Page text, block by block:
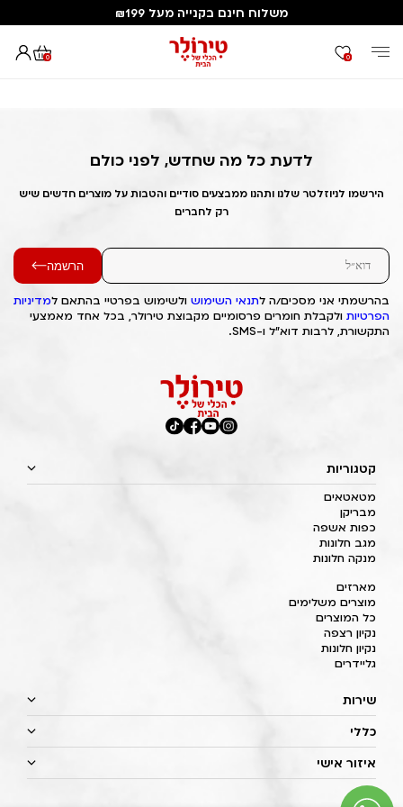
משלוח חינם בקנייה מעל ₪199
0 0
דף הבית Out of Stock Alert 2025/04/04 1743800683
לדעת כל מה שחדש, לפני כולם
הירשמו לניוזלטר שלנו ותהנו ממבצעים סודיים והטבות על מוצרים חדשים שיש
רק לחברים
הרשמה
בהרשמתי אני מסכים/ה לתנאי השימוש ולשימוש בפרטיי בהתאם למדיניות
הפרטיות ולקבלת חומרים פרסומיים מקבוצת טירולר, בכל אחד מאמצעי
התקשורת, לרבות דוא"ל ו-SMS.
קטגוריות
מטאטאים
מבריקן
כפות אשפה
מגב חלונות
מנקה חלונות
מארזים
מוצרים משלימים
כל המוצרים
נקיון רצפה
נקיון חלונות
גליידרים
שירות
כללי
איזור אישי